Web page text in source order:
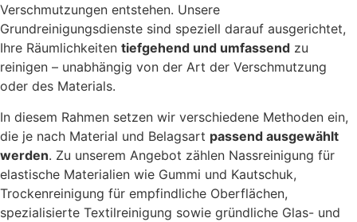
Verschmutzungen entstehen. Unsere
Grundreinigungsdienste sind speziell darauf ausgerichtet,
Ihre Räumlichkeiten tiefgehend und umfassend zu
reinigen – unabhängig von der Art der Verschmutzung
oder des Materials.
In diesem Rahmen setzen wir verschiedene Methoden ein,
die je nach Material und Belagsart passend ausgewählt
werden. Zu unserem Angebot zählen Nassreinigung für
elastische Materialien wie Gummi und Kautschuk,
Trockenreinigung für empfindliche Oberflächen,
spezialisierte Textilreinigung sowie gründliche Glas- und